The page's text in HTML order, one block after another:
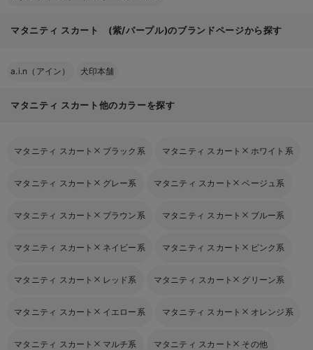
マタニティ スカート (紫/パープル)のブランドページから探す
a.i.n（アイン） 犬印本舗
マタニティ スカート他のカラーを探す
マタニティ スカート ブラック系 マタニティ スカート ホワイト系
マタニティ スカート グレー系 マタニティ スカート ベージュ系
マタニティ スカート ブラウン系 マタニティ スカート ブルー系
マタニティ スカート ネイビー系 マタニティ スカート ピンク系
マタニティ スカート レッド系 マタニティ スカート グリーン系
マタニティ スカート イエロー系 マタニティ スカート オレンジ系
マタニティ スカート マルチ系 マタニティ スカート その他